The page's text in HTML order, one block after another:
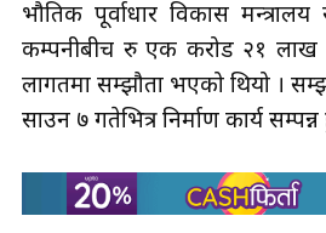
भौतिक पूर्वाधार विकास मन्त्रालय
कम्पनीबीच रु एक करोड २१
लागतमा सम्झौता भएको थियो ।
साउन ७ गतेभित्र निर्माण कार्य सम्पन्न